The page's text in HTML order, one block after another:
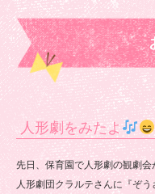
人形劇をみたよ
先日、保育園で人形劇の観劇会
人形劇団クラルテさんに『ぞ